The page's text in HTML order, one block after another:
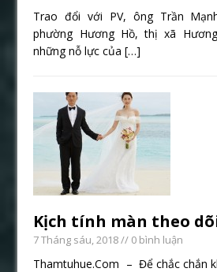
Trao đổi với PV, ông Trần
phường Hương Hồ, thị xã
những nỗ lực của[…]
Kịch tính màn theo
7 Tháng sáu, 2018// 0 bình luận
Thamtuhue.Com – Để chắc chắn